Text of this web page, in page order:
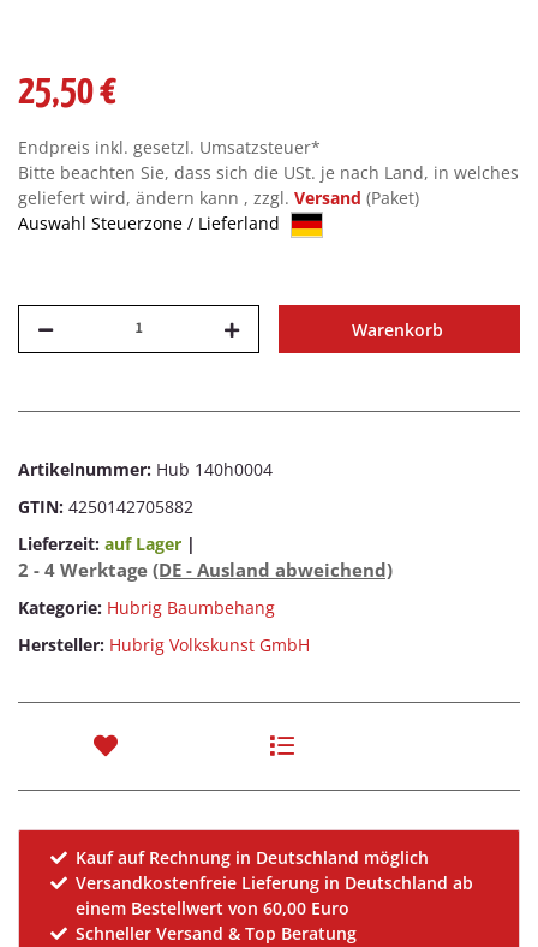
25,50 €
Endpreis inkl. gesetzl. Umsatzsteuer*
Bitte beachten Sie, dass sich die USt. je nach Land, in welches
geliefert wird, ändern kann , zzgl. Versand (Paket)
Auswahl Steuerzone / Lieferland
Warenkorb
Artikelnummer: Hub 140h0004
GTIN: 4250142705882
Lieferzeit: auf Lager |
2 - 4 Werktage (DE - Ausland abweichend)
Kategorie: Hubrig Baumbehang
Hersteller: Hubrig Volkskunst GmbH
Kauf auf Rechnung in Deutschland möglich
Versandkostenfreie Lieferung in Deutschland ab
einem Bestellwert von 60,00 Euro
Schneller Versand & Top Beratung